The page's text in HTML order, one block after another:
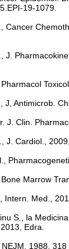
19-1079.
Cancer
J.
J, Antimicrob.
J. Clin.
J. Cardiol.,
Marrow
Intern. Med.,
S., la
Edra.
1988, 318